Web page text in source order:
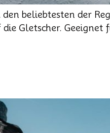
beliebtesten der
Gletscher.